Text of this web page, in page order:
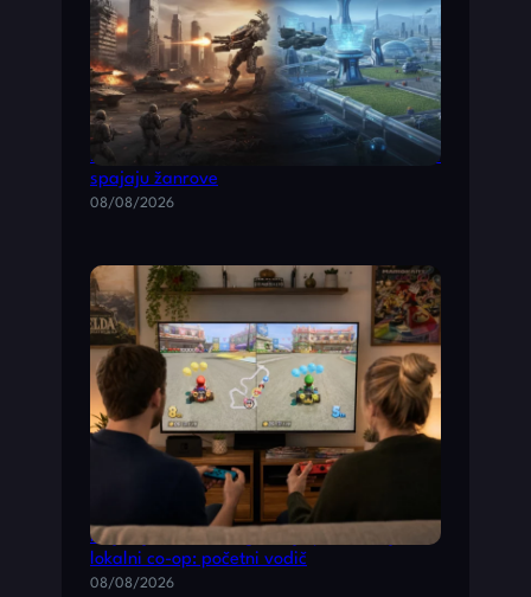
Najbolje akcione igre i simulacione igre koje
spajaju žanrove
08/08/2026
Najbolje Nintendo igre koje podržavaju
lokalni co-op: početni vodič
08/08/2026